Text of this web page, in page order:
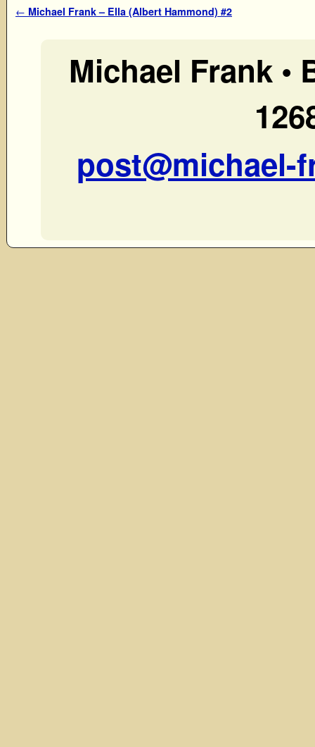
Artikelnavigation
← Michael Frank – Ella (Albert Hammond) #2
Michael Frank •
post@michael-